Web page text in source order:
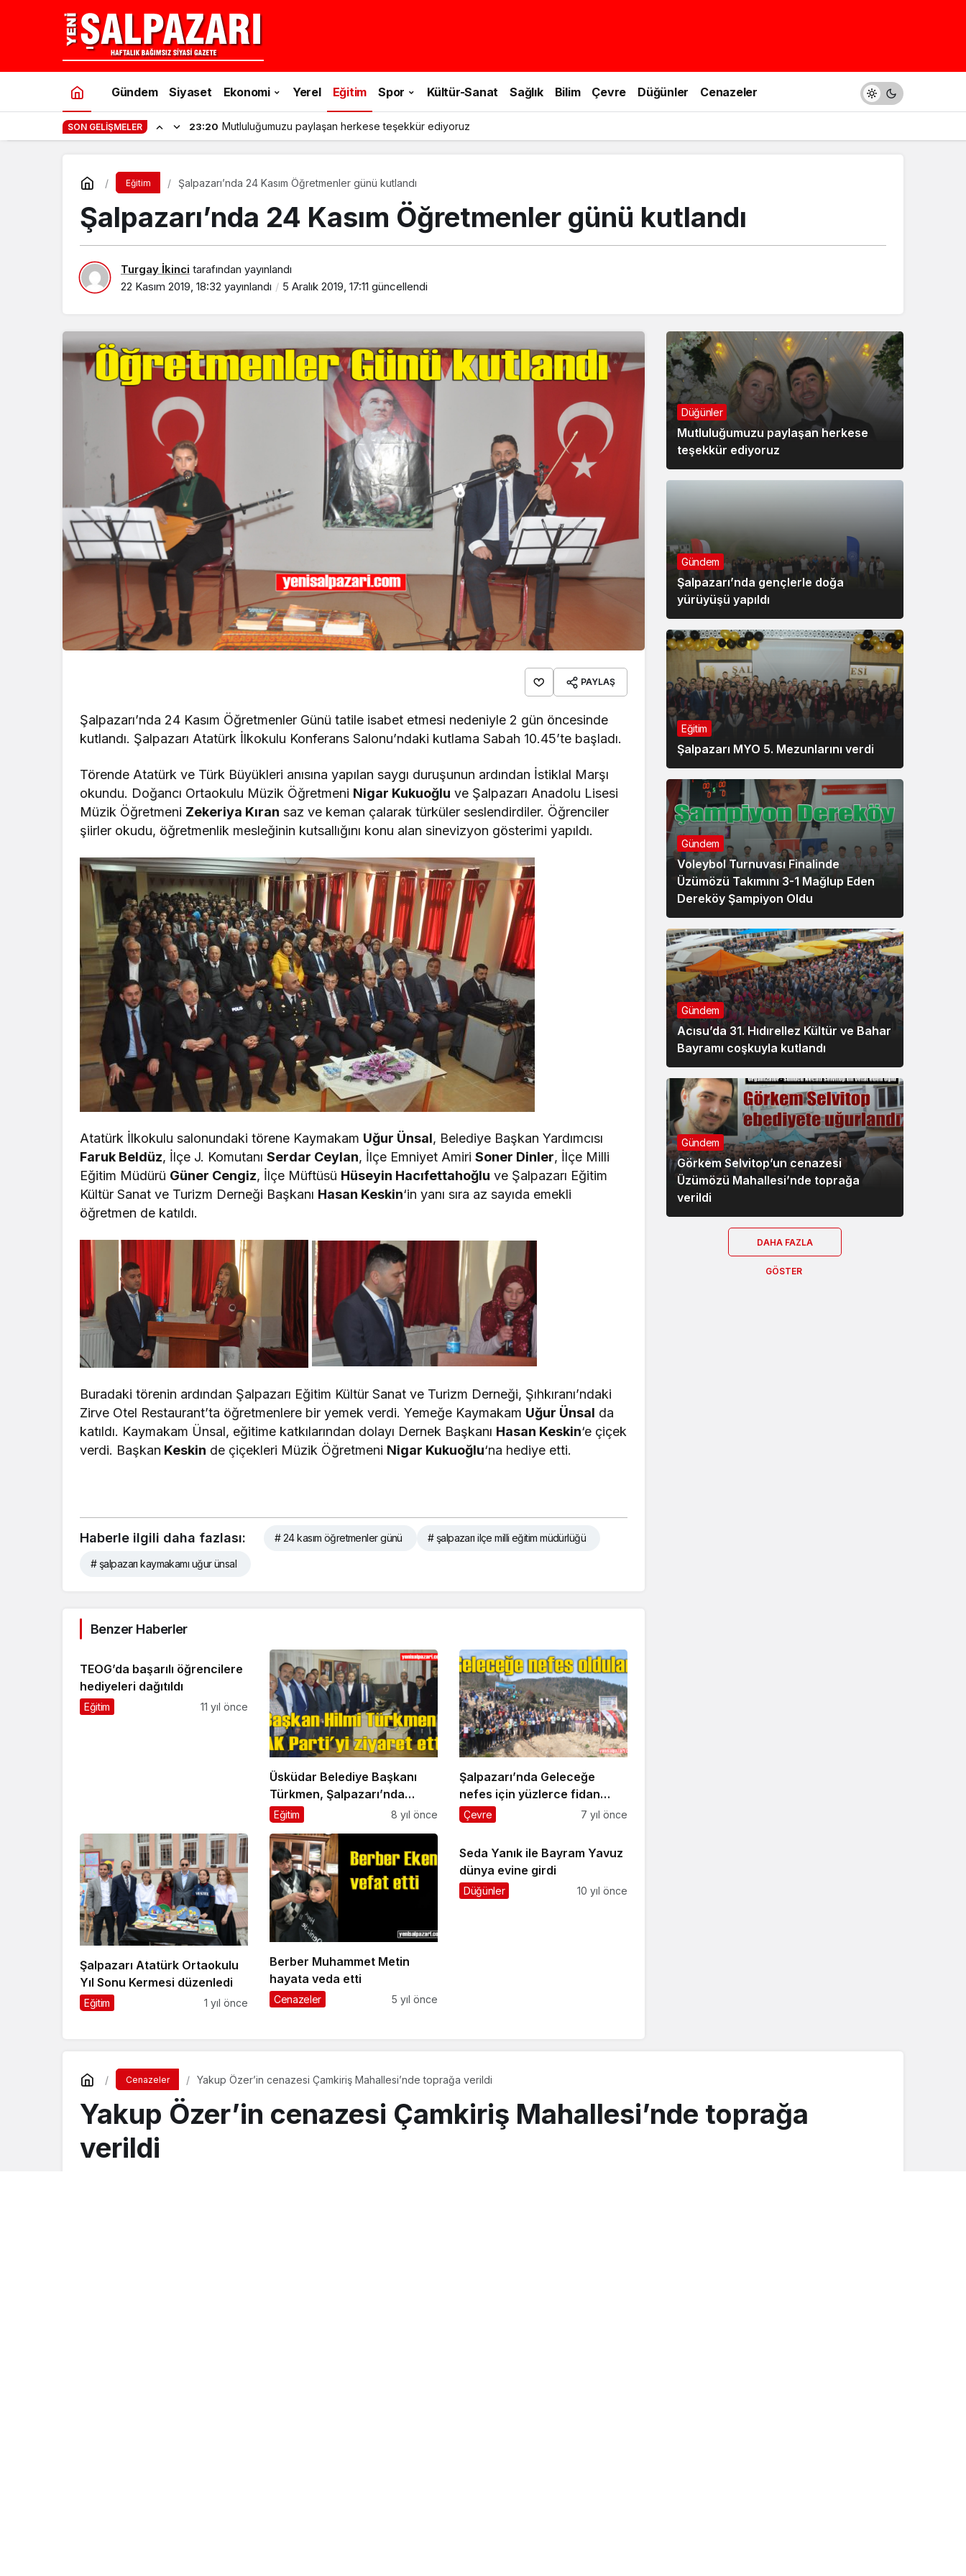
Gündem Siyaset Ekonomi Yerel Eğitim Spor Kültür-Sanat Sağlık Bilim Çevre Düğünler Cenazeler
SON GELIŞMELER 23:20 Mutluluğumuzu paylaşan herkese teşekkür ediyoruz
Eğitim Şalpazarı’nda 24 Kasım Öğretmenler günü kutlandı
Şalpazarı’nda 24 Kasım Öğretmenler günü kutlandı
Turgay İkinci tarafından yayınlandı
22 Kasım 2019, 18:32 yayınlandı 5 Aralık 2019, 17:11 güncellendi
PAYLAŞ
Şalpazarı’nda 24 Kasım Öğretmenler Günü tatile isabet etmesi nedeniyle 2 gün öncesinde
kutlandı. Şalpazarı Atatürk İlkokulu Konferans Salonu’ndaki kutlama Sabah 10.45’te başladı.
Törende Atatürk ve Türk Büyükleri anısına yapılan saygı duruşunun ardından İstiklal Marşı
okundu. Doğancı Ortaokulu Müzik Öğretmeni Nigar Kukuoğlu ve Şalpazarı Anadolu Lisesi
Müzik Öğretmeni Zekeriya Kıran saz ve keman çalarak türküler seslendirdiler. Öğrenciler
şiirler okudu, öğretmenlik mesleğinin kutsallığını konu alan sinevizyon gösterimi yapıldı.
Atatürk İlkokulu salonundaki törene Kaymakam Uğur Ünsal, Belediye Başkan Yardımcısı
Faruk Beldüz, İlçe J. KomutanıSerdar Ceylan, İlçe Emniyet AmiriSoner Dinler, İlçe Milli
Eğitim Müdürü Güner Cengiz, İlçe Müftüsü Hüseyin Hacıfettahoğlu ve Şalpazarı Eğitim
Kültür Sanat ve Turizm Derneği Başkanı Hasan Keskin‘in yanı sıra az sayıda emekli
öğretmen de katıldı.
Buradaki törenin ardından Şalpazarı Eğitim Kültür Sanat ve Turizm Derneği, Şıhkıranı’ndaki
Zirve Otel Restaurant’ta öğretmenlere bir yemek verdi. Yemeğe Kaymakam Uğur Ünsal da
katıldı. Kaymakam Ünsal, eğitime katkılarından dolayı Dernek Başkanı Hasan Keskin‘e çiçek
verdi. Başkan Keskin de çiçekleri Müzik Öğretmeni Nigar Kukuoğlu‘na hediye etti.
Haberle ilgili daha fazlası: # 24 kasım öğretmenler günü # şalpazarı ilçe milli eğitim müdürlüğü
# şalpazarı kaymakamı uğur ünsal
Benzer Haberler
TEOG’da başarılı öğrencilere
hediyeleri dağıtıldı
Eğitim 11 yıl önce
Üsküdar Belediye Başkanı
Türkmen, Şalpazarı’nda
ziyaret ve incelemelerde
Eğitim 8 yıl önce
Şalpazarı’nda Geleceğe
nefes için yüzlerce fidan
dikildi
Çevre 7 yıl önce
Şalpazarı Atatürk Ortaokulu
Yıl Sonu Kermesi düzenledi
Eğitim 1 yıl önce
Berber Muhammet Metin
hayata veda etti
Cenazeler 5 yıl önce
Seda Yanık ile Bayram Yavuz
dünya evine girdi
Düğünler 10 yıl önce
Düğünler
Mutluluğumuzu paylaşan herkese
teşekkür ediyoruz
Gündem
Şalpazarı’nda gençlerle doğa
yürüyüşü yapıldı
Eğitim
Şalpazarı MYO 5. Mezunlarını verdi
Gündem
Voleybol Turnuvası Finalinde
Üzümözü Takımını 3-1 Mağlup Eden
Dereköy Şampiyon Oldu
Gündem
Acısu’da 31. Hıdırellez Kültür ve Bahar
Bayramı coşkuyla kutlandı
Gündem
Görkem Selvitop’un cenazesi
Üzümözü Mahallesi’nde toprağa
verildi
DAHA FAZLA
GÖSTER
Cenazeler Yakup Özer’in cenazesi Çamkiriş Mahallesi’nde toprağa verildi
Yakup Özer’in cenazesi Çamkiriş Mahallesi’nde toprağa
verildi